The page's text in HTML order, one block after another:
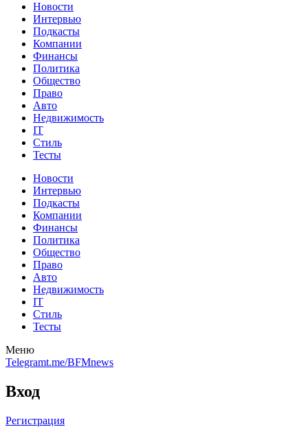
Новости
Интервью
Подкасты
Компании
Финансы
Политика
Общество
Право
Авто
Недвижимость
IT
Стиль
Тесты
Новости
Интервью
Подкасты
Компании
Финансы
Политика
Общество
Право
Авто
Недвижимость
IT
Стиль
Тесты
Меню
Telegramt.me/BFMnews
Вход
Регистрация